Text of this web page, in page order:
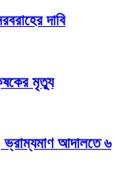
দাবি
মৃত্যু
ভ্রাম্যমাণ আদালতে ৬